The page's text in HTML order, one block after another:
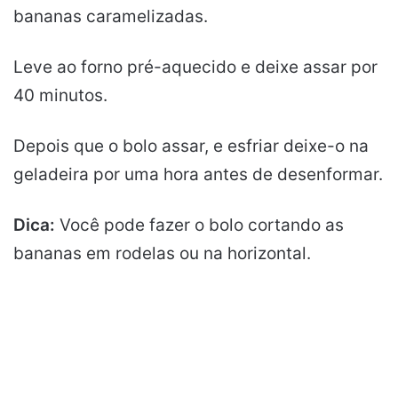
bananas caramelizadas.
Leve ao forno pré-aquecido e deixe assar por
40 minutos.
Depois que o bolo assar, e esfriar deixe-o na
geladeira por uma hora antes de desenformar.
Dica: Você pode fazer o bolo cortando as
bananas em rodelas ou na horizontal.